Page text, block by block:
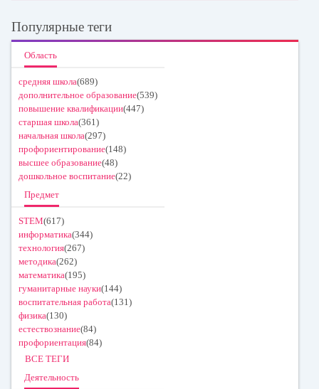
Популярные теги
Область
средняя школа(689)
дополнительное образование(539)
повышение квалификации(447)
старшая школа(361)
начальная школа(297)
профориентирование(148)
высшее образование(48)
дошкольное воспитание(22)
Предмет
STEM(617)
информатика(344)
технология(267)
методика(262)
математика(195)
гуманитарные науки(144)
воспитательная работа(131)
физика(130)
естествознание(84)
профориентация(84)
ВСЕ ТЕГИ
Деятельность